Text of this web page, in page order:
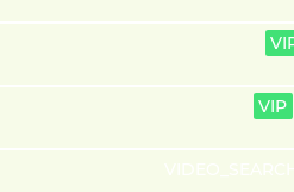
VIP